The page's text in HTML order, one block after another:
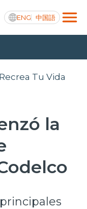
ENG 中国語
Tu Vida
la